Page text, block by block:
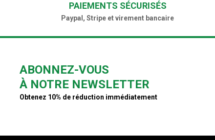
PAIEMENTS SÉCURISÉS
Paypal, Stripe et virement bancaire
ABONNEZ-VOUS
À NOTRE NEWSLETTER
Obtenez 10% de réduction immédiatement